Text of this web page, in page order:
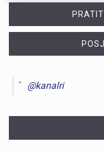
@kanalri